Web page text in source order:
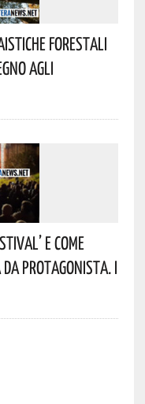
Forestali
Agli
E Come
Da Protagonista. I